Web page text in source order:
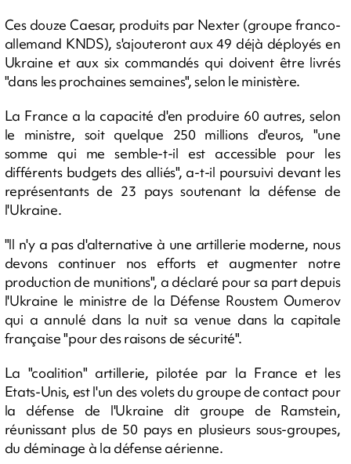
Ces douze Caesar, produits par Nexter (groupe franco-
allemand KNDS), s'ajouteront aux 49 déjà déployés en
Ukraine et aux six commandés qui doivent être livrés
"dans les prochaines semaines", selon le ministère.
La France a la capacité d'en produire 60 autres, selon
le ministre, soit quelque 250 millions d'euros, "une
somme qui me semble-t-il est accessible pour les
différents budgets des alliés", a-t-il poursuivi devant les
représentants de 23 pays soutenant la défense de
l'Ukraine.
"ll n'y a pas d'alternative à une artillerie moderne, nous
devons continuer nos efforts et augmenter notre
production de munitions", a déclaré pour sa part depuis
l'Ukraine le ministre de la Défense Roustem Oumerov
qui a annulé dans la nuit sa venue dans la capitale
française "pour des raisons de sécurité".
La "coalition" artillerie, pilotée par la France et les
Etats-Unis, est l'un des volets du groupe de contact pour
la défense de l'Ukraine dit groupe de Ramstein,
réunissant plus de 50 pays en plusieurs sous-groupes,
du déminage à la défense aérienne.